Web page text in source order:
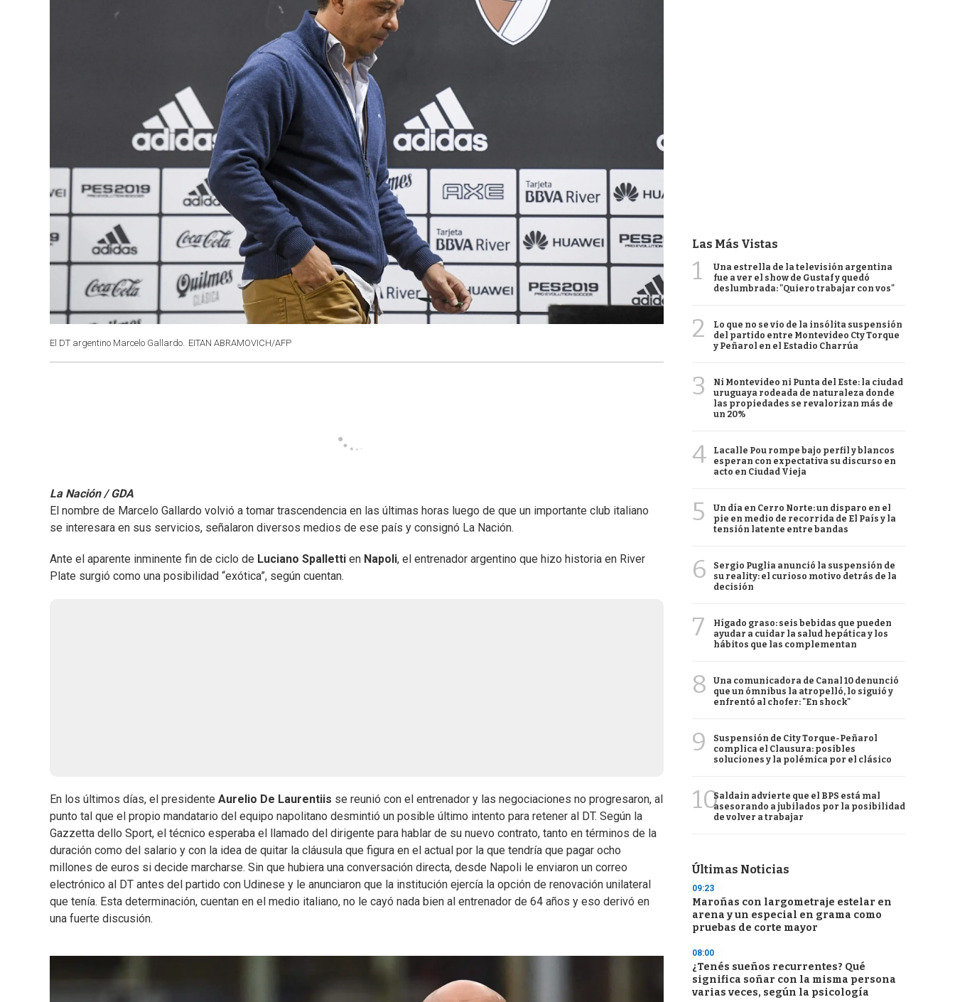
El DT argentino Marcelo Gallardo. EITAN ABRAMOVICH/AFP
La Nación / GDA
El nombre de Marcelo Gallardo volvió a tomar trascendencia en las últimas horas luego de que un importante club italiano
se interesara en sus servicios, señalaron diversos medios de ese país y consignó La Nación.
Ante el aparente inminente fin de ciclo de Luciano Spalletti en Napoli, el entrenador argentino que hizo historia en River
Plate surgió como una posibilidad “exótica”, según cuentan.
En los últimos días, el presidente Aurelio De Laurentiis se reunió con el entrenador y las negociaciones no progresaron, al
punto tal que el propio mandatario del equipo napolitano desmintió un posible último intento para retener al DT. Según la
Gazzetta dello Sport, el técnico esperaba el llamado del dirigente para hablar de su nuevo contrato, tanto en términos de la
duración como del salario y con la idea de quitar la cláusula que figura en el actual por la que tendría que pagar ocho
millones de euros si decide marcharse. Sin que hubiera una conversación directa, desde Napoli le enviaron un correo
electrónico al DT antes del partido con Udinese y le anunciaron que la institución ejercía la opción de renovación unilateral
que tenía. Esta determinación, cuentan en el medio italiano, no le cayó nada bien al entrenador de 64 años y eso derivó en
una fuerte discusión.
Las Más Vistas
1
Una estrella de la televisión argentina
fue a ver el show de Gustaf y quedó
deslumbrada: "Quiero trabajar con vos"
2
Lo que no se vio de la insólita suspensión
del partido entre Montevideo Cty Torque
y Peñarol en el Estadio Charrúa
3
Ni Montevideo ni Punta del Este: la ciudad
uruguaya rodeada de naturaleza donde
las propiedades se revalorizan más de
un 20%
4
Lacalle Pou rompe bajo perfil y blancos
esperan con expectativa su discurso en
acto en Ciudad Vieja
5
Un día en Cerro Norte: un disparo en el
pie en medio de recorrida de El País y la
tensión latente entre bandas
6
Sergio Puglia anunció la suspensión de
su reality: el curioso motivo detrás de la
decisión
7
Hígado graso: seis bebidas que pueden
ayudar a cuidar la salud hepática y los
hábitos que las complementan
8
Una comunicadora de Canal 10 denunció
que un ómnibus la atropelló, lo siguió y
enfrentó al chofer: "En shock"
9
Suspensión de City Torque-Peñarol
complica el Clausura: posibles
soluciones y la polémica por el clásico
10Saldain advierte que el BPS está mal
asesorando a jubilados por la posibilidad
de volver a trabajar
Últimas Noticias
09:23
Maroñas con largometraje estelar en
arena y un especial en grama como
pruebas de corte mayor
08:00
¿Tenés sueños recurrentes? Qué
significa soñar con la misma persona
varias veces, según la psicología